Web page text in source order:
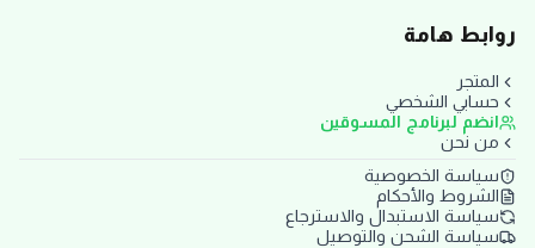
روابط هامة
المتجر
حسابي الشخصي
انضم لبرنامج المسوقين
من نحن
سياسة الخصوصية
الشروط والأحكام
سياسة الاستبدال والاسترجاع
سياسة الشحن والتوصيل